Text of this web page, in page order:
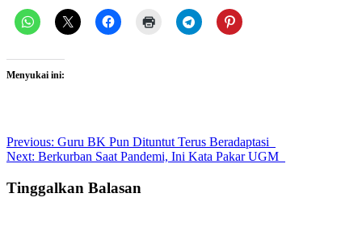
Menyukai ini:
Post
navigation
Previous: Guru BK Pun Dituntut Terus Beradaptasi
Next: Berkurban Saat Pandemi, Ini Kata Pakar UGM
Tinggalkan Balasan